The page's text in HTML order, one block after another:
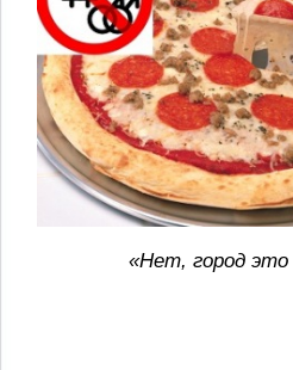
«Нет, город это